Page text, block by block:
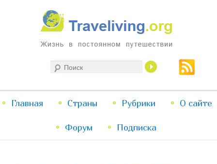
Traveliving
Жизнь в постоянном путешествии
меню
Перейти
к
Перейти
к
Главная Страны Рубрики О сайте
Форум Подписка